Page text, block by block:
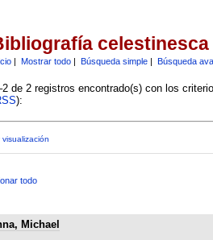
celestinesca
| Mostrar todo| Búsqueda simple| Búsqueda
de 2 registros encontrado(s) con los
):
todo
Michael